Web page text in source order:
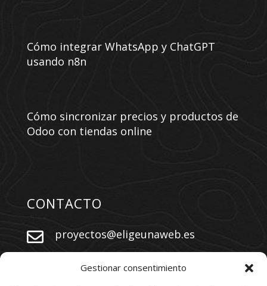
Gestionar consentimiento
Cómo integrar WhatsApp y ChatGPT
usando n8n
Cómo sincronizar precios y productos de
Odoo con tiendas online
CONTACTO
 proyectos@eligeunaweb.es
+34 609 730 569